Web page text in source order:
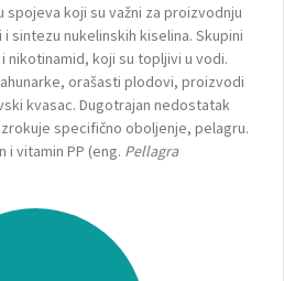
spojeva koji su važni za proizvodnju
sintezu nukelinskih kiselina. Skupini
nikotinamid, koji su topljivi u vodi.
orašasti plodovi, proizvodi
kvasac. Dugotrajan nedostatak
specifično oboljenje, pelagru.
i vitamin PP (eng. Pellagra